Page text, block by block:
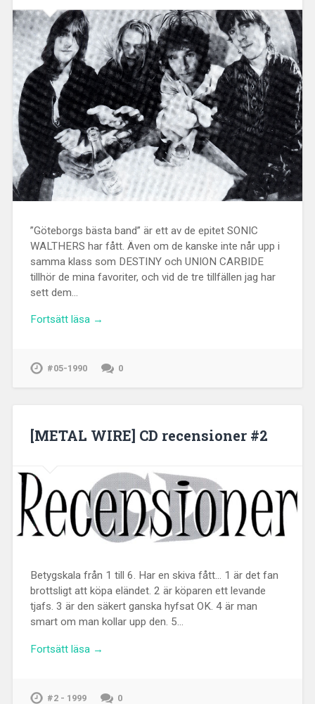
”Göteborgs bästa band” är ett av de epitet SONIC
WALTHERS har fått. Även om de kanske inte når upp i
samma klass som DESTINY och UNION CARBIDE
tillhör de mina favoriter, och vid de tre tillfällen jag har
sett dem…
Fortsätt läsa →
#05-1990 0
[METAL WIRE] CD recensioner #2
Betygskala från 1 till 6. Har en skiva fått… 1 är det fan
brottsligt att köpa eländet. 2 är köparen ett levande
tjafs. 3 är den säkert ganska hyfsat OK. 4 är man
smart om man kollar upp den. 5…
Fortsätt läsa →
#2 - 1999 0